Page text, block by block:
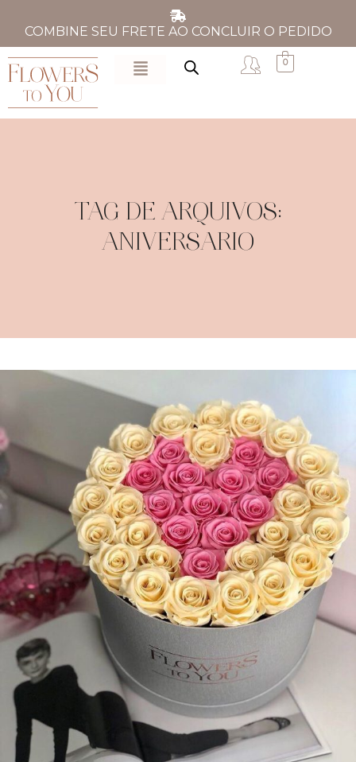
COMBINE SEU FRETE AO CONCLUIR O PEDIDO
0
TAG DE ARQUIVOS:
ANIVERSARIO